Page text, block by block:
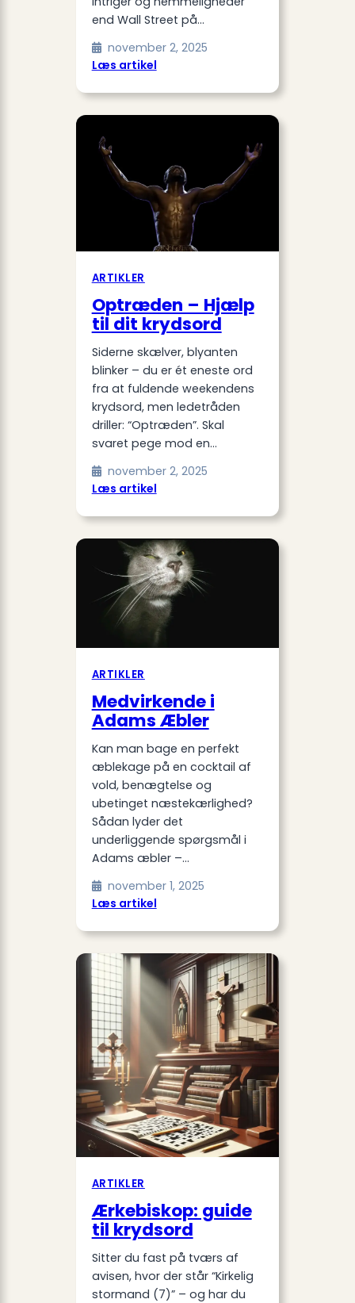
end Wall Street på…
november 2, 2025
Læs artikel:
i
Mord
ARTIKLER
Optræden – Hjælp
til dit krydsord
Siderne skælver, blyanten
blinker – du er ét eneste ord
fra at fuldende weekendens
krydsord, men ledetråden
driller: “Optræden”. Skal
svaret pege mod en…
november 2, 2025
Læs artikel:
–
Hjælp
til
dit
krydsord
ARTIKLER
Medvirkende i
Adams Æbler
Kan man bage en perfekt
æblekage på en cocktail af
vold, benægtelse og
ubetinget næstekærlighed?
Sådan lyder det
underliggende spørgsmål i
Adams æbler –…
november 1, 2025
Læs artikel:
i
Adams
Æbler
ARTIKLER
Ærkebiskop: guide
til krydsord
Sitter du fast på tværs af
avisen, hvor der står “Kirkelig
stormand (7)” – og har du